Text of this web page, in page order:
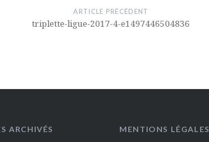
ARTICLE PRÉCÉDENT
triplette-ligue-2017-4-e1497446504836
ARCHIVÉS MENTIONS LÉGALES